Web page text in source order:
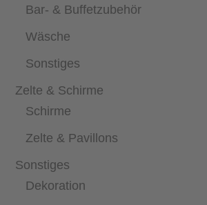
Bar- & Buffetzubehör
Wäsche
Sonstiges
Zelte & Schirme
Schirme
Zelte & Pavillons
Sonstiges
Dekoration